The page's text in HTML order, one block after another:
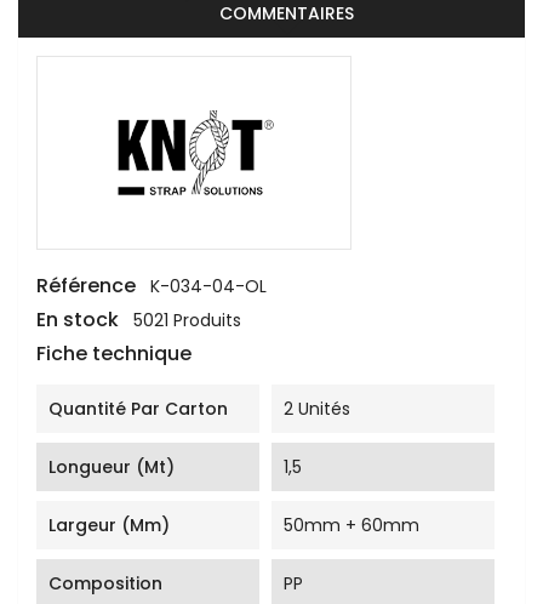
COMMENTAIRES
Référence K-034-04-OL
En stock 5021 Produits
Fiche technique
Quantité Par Carton 2 Unités
Longueur (mt) 1,5
Largeur (mm) 50mm + 60mm
Composition PP